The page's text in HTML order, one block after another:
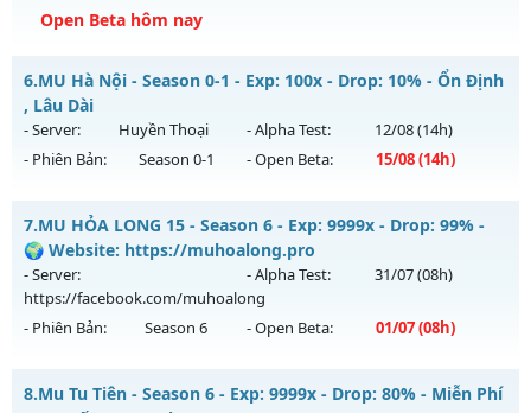
Antihack: ICMPROTECT ✅ 🔴 ✨ ⚡️
Open Beta hôm nay
✅ Mu Thái Dương SS6 - Cày cuốc miễn phí, Boss liên tục,
sự kiện 24/24, cộng hưởng Full, cày quà nạp
Mu mới ra tháng 08 2026 - Mở máy chủ
Thái Dương Clasic
vào 13h ngày 08/08/2626
Kiểu reset: Reset In Game
Thể loại: Mu Nguyên bản Webzen
Antihack: VIP SHIELD
6.MU Hà Nội - Season 0-1 - Exp: 100x - Drop: 10% - Ổn Định
, Lâu Dài
- Server: Huyền Thoại - Alpha Test: 12/08(14h)
- Phiên Bản:
Season 0-1 - Open Beta: 15/08(14h)
MU Hà Nội - Ổn Định , Lâu Dài
Mu mới ra tháng 08 2026 - Mở máy chủ
14h ngày 15/08/2626
Exp: 100x - Drop: 10%
7.MU HỎA LONG 15 - Season 6 - Exp: 9999x - Drop: 99% -
🌍 Website: https://muhoalong.pro
- Server:
https://facebook.com/muhoalong
- Alpha Test: 31/07(08h)
- Phiên Bản: Season 6 - Open Beta: 01/07(08h)
MU HỎA LONG 15 - 🌍 Website: https://muhoalong.pro
8.Mu Tu Tiên - Season 6 - Exp: 9999x - Drop: 80% - Miễn Phí